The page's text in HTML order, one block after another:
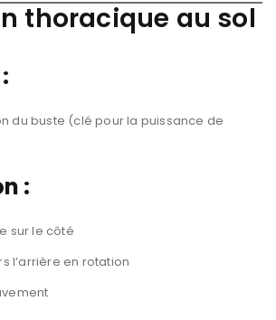
thoracique au sol
du buste (clé pour la puissance de
:
sur le côté
l’arrière en rotation